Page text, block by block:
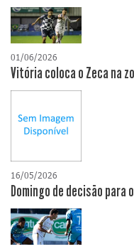
01/06/2026
Vitória coloca o Zeca na
16/05/2026
Domingo de decisão para